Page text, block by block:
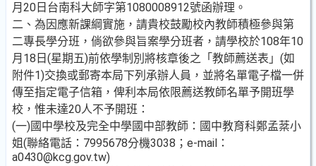
月20日台南科大師字第1080008912號函辦理。
二、為因應新課綱實施，請貴校鼓勵校內教師積極參與第
二專長學分班，倘欲參與旨案學分班者，請學校於108年10
月18日(星期五)前依學制別將核章後之「教師薦送表」(如
附件1)交換或郵寄本局下列承辦人員，並將名單電子檔一併
傳至指定電子信箱，俾利本局依限薦送教師名單予開班學
校，惟未達20人不予開班：
(一)國中學校及完全中學國中部教師：國中教育科鄭孟棻小
姐(聯絡電話：7995678分機3038；e-mail：
a0430@kcg.gov.tw)